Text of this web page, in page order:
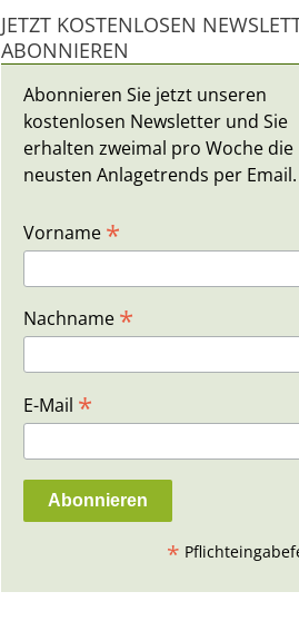
JETZT KOSTENLOSEN
ABONNIEREN
Abonnieren Sie jetzt unseren
kostenlosen Newsletter und Sie
erhalten zweimal pro Woche die
neusten Anlagetrends per Email.
Vorname *
Nachname *
E-Mail *
*